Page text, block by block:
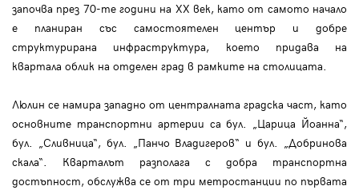
започва през 70-те години на XX век, като от самото начало
е планиран със самостоятелен център и добре
структурирана инфраструктура, което придава на
квартала облик на отделен град в рамките на столицата.
Люлин се намира западно от централната градска част, като
основните транспортни артерии са бул. „Царица Йоанна“,
бул. „Сливница“, бул. „Панчо Владигеров“ и бул. „Добринова
скала“. Кварталът разполага с добра транспортна
достъпност, обслужва се от три метростанции по първата